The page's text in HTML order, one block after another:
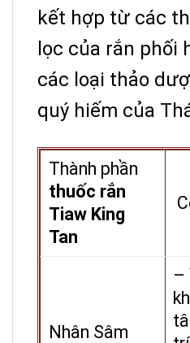
kết hợp từ các
lọc của rắn phối
các loại thảo
quý hiếm của
Thành phần
thuốc rắn
Tiaw King
Tan
Nhân Sâm
–